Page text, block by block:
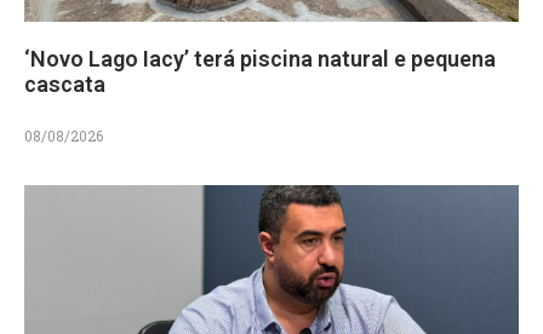
‘Novo Lago Iacy’ terá piscina natural e pequena
cascata
08/08/2026